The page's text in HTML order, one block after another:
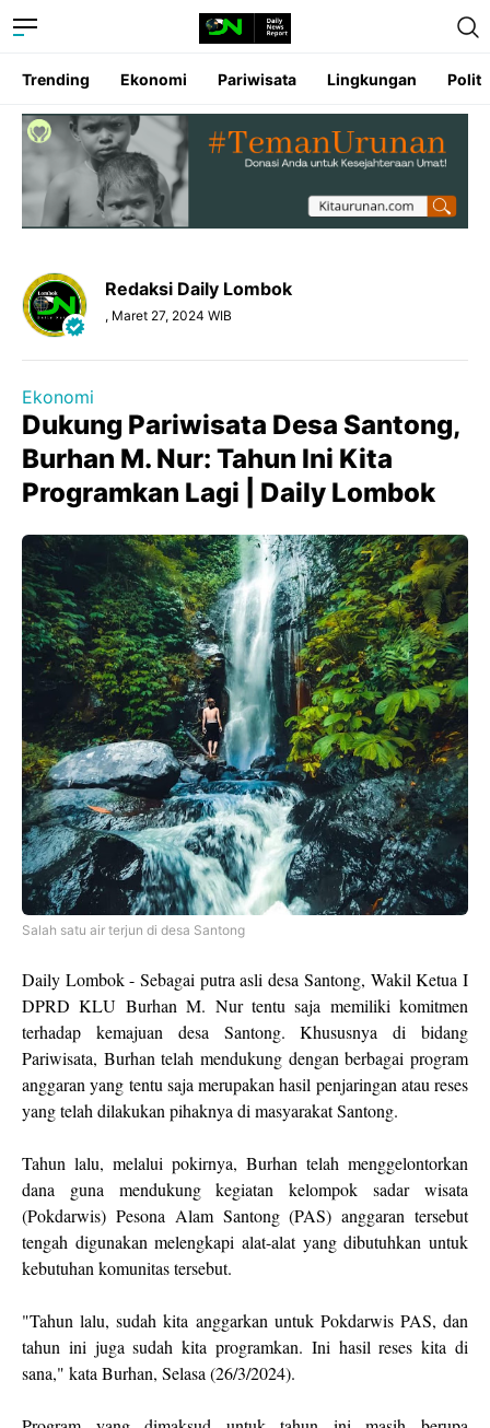
Trending Ekonomi Pariwisata Lingkungan
Redaksi Daily Lombok
, Maret 27, 2024 WIB
Ekonomi
Dukung Pariwisata Desa Santong,
Burhan M. Nur: Tahun Ini Kita
Programkan Lagi | Daily Lombok
Salah satu air terjun di desa Santong
Daily Lombok - Sebagai putra asli desa Santong, Wakil Ketua I
DPRD KLU Burhan M. Nur tentu saja memiliki komitmen
terhadap kemajuan desa Santong. Khususnya di bidang
Pariwisata, Burhan telah mendukung dengan berbagai program
anggaran yang tentu saja merupakan hasil penjaringan atau reses
yang telah dilakukan pihaknya di masyarakat Santong.
Tahun lalu, melalui pokirnya, Burhan telah menggelontorkan
dana guna mendukung kegiatan kelompok sadar wisata
(Pokdarwis) Pesona Alam Santong (PAS) anggaran tersebut
tengah digunakan melengkapi alat-alat yang dibutuhkan untuk
kebutuhan komunitas tersebut.
"Tahun lalu, sudah kita anggarkan untuk Pokdarwis PAS, dan
tahun ini juga sudah kita programkan. Ini hasil reses kita di
sana," kata Burhan, Selasa (26/3/2024).